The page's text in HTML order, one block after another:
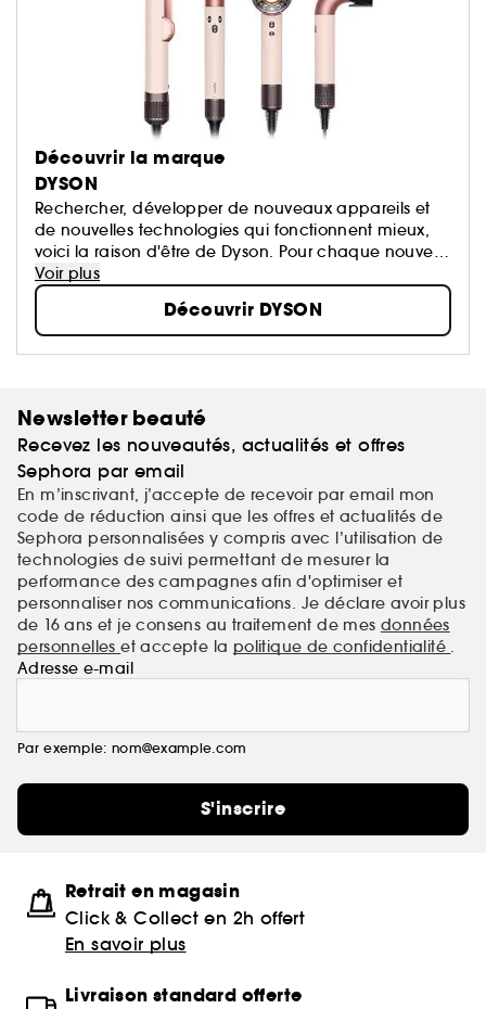
Découvrir la marque
DYSON
Rechercher, développer de nouveaux appareils et
de nouvelles technologies qui fonctionnent mieux,
voici la raison d'être de Dyson. Pour chaque nouvelle
technologie, les ingénieurs Dyson se remettent
toujours en question dans le but d'améliorer l'existant
et de développer de nouvelles inventions.
Voir plus
Découvrir DYSON
Newsletter beauté
Recevez les nouveautés, actualités et offres
Sephora par email
En m’inscrivant, j’accepte de recevoir par email mon
code de réduction ainsi que les offres et actualités de
Sephora personnalisées y compris avec l’utilisation de
technologies de suivi permettant de mesurer la
performance des campagnes afin d'optimiser et
personnaliser nos communications. Je déclare avoir plus
de 16 ans et je consens au traitement de mes données
personnelleset accepte la politique de confidentialité .
Adresse e-mail
Par exemple: nom@example.com
S'inscrire
Retrait en magasin
Click & Collect en 2h offert
En savoir plus
Livraison standard offerte